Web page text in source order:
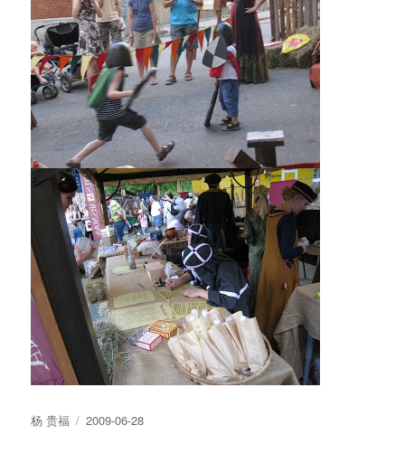
Author
杨 贵福
Posted
2009-06-28